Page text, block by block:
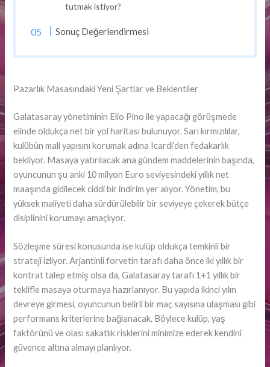
tutmak istiyor?
Sonuç Değerlendirmesi
Pazarlık Masasındaki Yeni Şartlar ve Beklentiler
Galatasaray yönetiminin Elio Pino ile yapacağı görüşmede
elinde oldukça net bir yol haritası bulunuyor. Sarı kırmızılılar,
kulübün mali yapısını korumak adına Icardi’den fedakarlık
bekliyor. Masaya yatırılacak ana gündem maddelerinin başında,
oyuncunun şu anki 10 milyon Euro seviyesindeki yıllık net
maaşında gidilecek ciddi bir indirim yer alıyor. Yönetim, bu
yüksek maliyeti daha sürdürülebilir bir seviyeye çekerek bütçe
disiplinini korumayı amaçlıyor.
Sözleşme süresi konusunda ise kulüp oldukça temkinli bir
strateji izliyor. Arjantinli forvetin tarafı daha önce iki yıllık bir
kontrat talep etmiş olsa da, Galatasaray tarafı 1+1 yıllık bir
teklifle masaya oturmaya hazırlanıyor. Bu yapıda ikinci yılın
devreye girmesi, oyuncunun belirli bir maç sayısına ulaşması gibi
performans kriterlerine bağlanacak. Böylece kulüp, yaş
faktörünü ve olası sakatlık risklerini minimize ederek kendini
güvence altına almayı planlıyor.